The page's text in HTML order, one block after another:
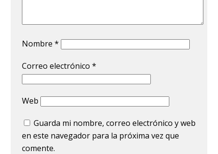
Nombre*
Correo electrónico*
Web
Guarda mi nombre, correo electrónico y web
en este navegador para la próxima vez que
comente.